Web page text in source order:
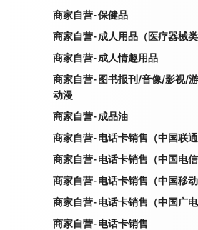
商家自营-保健品
商家自营-成人用品（医疗器械类
商家自营-成人情趣用品
商家自营-图书报刊/音像/影视/
动漫
商家自营-成品油
商家自营-电话卡销售（中国联通
商家自营-电话卡销售（中国电信
商家自营-电话卡销售（中国移动
商家自营-电话卡销售（中国广电
商家自营-电话卡销售